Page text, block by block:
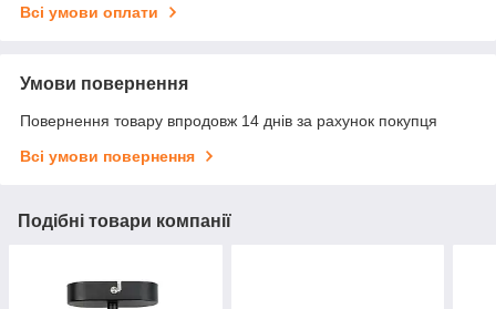
Всі умови оплати
Умови повернення
Повернення товару впродовж 14 днів за рахунок покупця
Всі умови повернення
Подібні товари компанії